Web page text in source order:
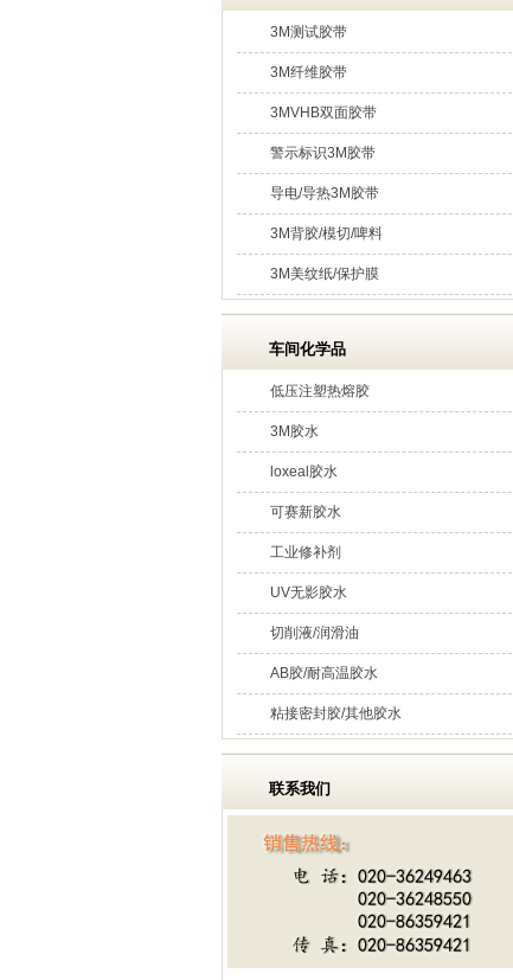
3M测试胶带
3M纤维胶带
3MVHB双面胶带
警示标识3M胶带
导电/导热3M胶带
3M背胶/模切/啤料
3M美纹纸/保护膜
车间化学品
低压注塑热熔胶
3M胶水
loxeal胶水
可赛新胶水
工业修补剂
UV无影胶水
切削液/润滑油
AB胶/耐高温胶水
粘接密封胶/其他胶水
联系我们